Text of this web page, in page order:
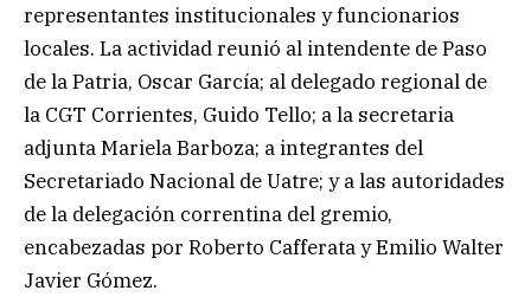
representantes institucionales y funcionarios
locales. La actividad reunió al intendente de Paso
de la Patria, Oscar García; al delegado regional de
la CGT Corrientes, Guido Tello; a la secretaria
adjunta Mariela Barboza; a integrantes del
Secretariado Nacional de Uatre; y a las autoridades
de la delegación correntina del gremio,
encabezadas por Roberto Cafferata y Emilio Walter
Javier Gómez.